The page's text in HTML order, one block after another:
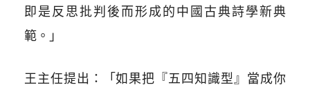
即是反思批判後而形成的中國古典詩學新典
範。」
王主任提出：「如果把『五四知識型』當成你